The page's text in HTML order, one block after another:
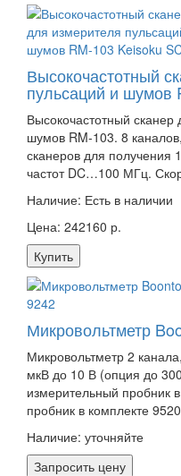
Высокочастотный
пульсаций и шумов
Высокочастотный
шумов RM-103. 8
сканеров для получения
частот DC…100 МГц.
Наличие: Есть в наличии
Цена: 242160 р.
Купить
Микровольтметр
Микровольтметр 2
мкВ до 10 В (опция до
измерительный пробник
пробник в комплекте
Наличие: уточняйте
Запросить цену